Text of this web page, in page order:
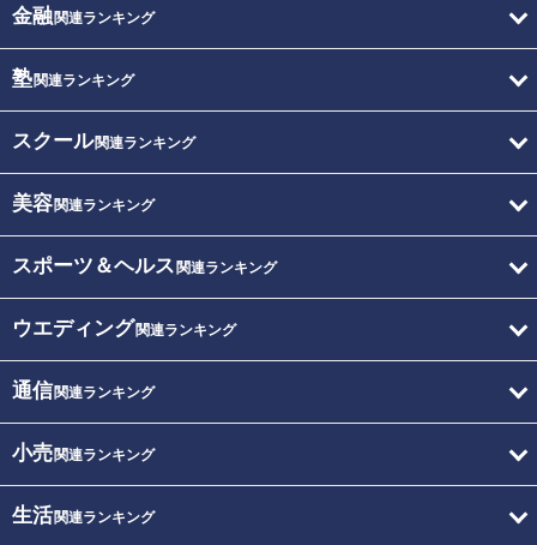
金融関連ランキング
塾関連ランキング
スクール関連ランキング
美容関連ランキング
スポーツ＆ヘルス 関連ランキング
ウエディング関連ランキング
通信関連ランキング
小売関連ランキング
生活関連ランキング